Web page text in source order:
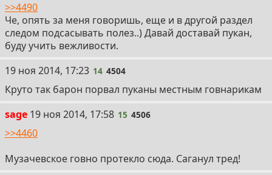
>>4490
Че, опять за меня говоришь, еще и в другой раздел
следом подсасывать полез..) Давай доставай пукан,
буду учить вежливости.
14
19 ноя 2014, 17:23 14 4504
Круто так барон порвал пуканы местным говнарикам
sage 15
19 ноя 2014, 17:58 15 4506
>>4460
Музачевское говно протекло сюда. Саганул тред!